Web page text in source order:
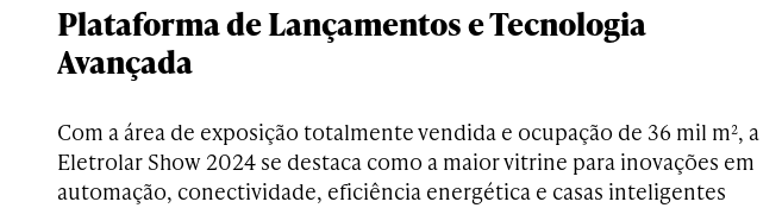
Plataforma de Lançamentos e Tecnologia
Avançada
Com a área de exposição totalmente vendida e ocupação de 36 mil m², a
Eletrolar Show 2024 se destaca como a maior vitrine para inovações em
automação, conectividade, eficiência energética e casas inteligentes